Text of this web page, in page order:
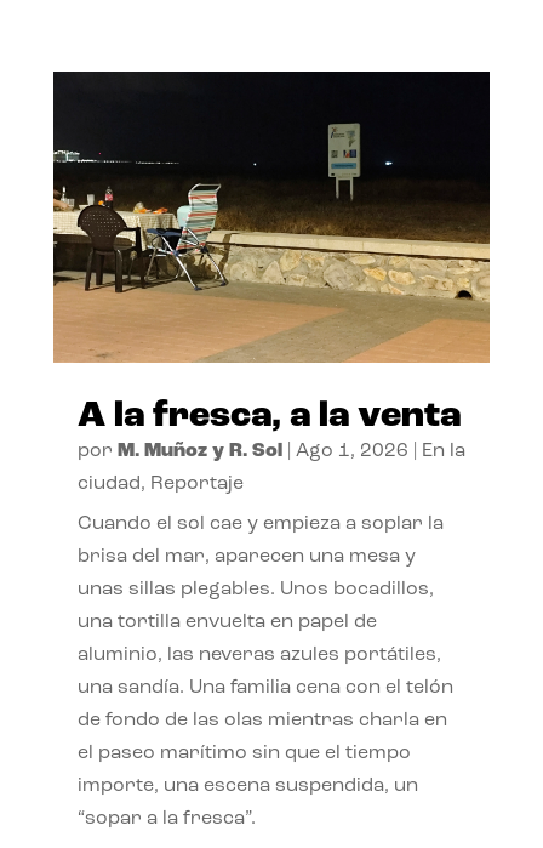
A la fresca, a la venta
por M. Muñoz y R. Sol| Ago 1, 2026
En la
ciudad, Reportaje
Cuando el sol cae y empieza a soplar la
brisa del mar, aparecen una mesa y
unas sillas plegables. Unos bocadillos,
una tortilla envuelta en papel de
aluminio, las neveras azules portátiles,
una sandía. Una familia cena con el telón
de fondo de las olas mientras charla en
el paseo marítimo sin que el tiempo
importe, una escena suspendida, un
“sopar a la fresca”.